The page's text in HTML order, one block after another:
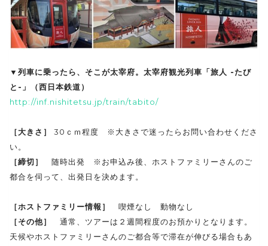
▼列車に乗ったら、そこが太宰府。太宰府観光列車「旅人 -たび
と-」（西日本鉄道）
http://inf.nishitetsu.jp/train/tabito/
［大きさ］
30ｃｍ程度 ※大きさで迷ったらお問い合わせくださ
い。
［締切］
随時出発 ※お申込み後、ホストファミリーさんのご
都合を伺って、出発日を決めます。
［ホストファミリー情報］
喫煙なし 動物なし
［その他］
通常、ツアーは２週間程度のお預かりとなります。
天候やホストファミリーさんのご都合等で滞在が伸びる場合もあ